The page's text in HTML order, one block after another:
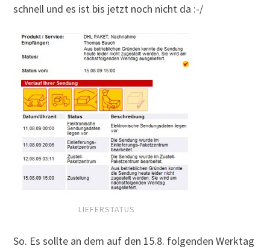
schnell und es ist bis jetzt noch nicht da :-/
LIEFERSTATUS
So. Es sollte an dem auf den 15.8. folgenden Werktag